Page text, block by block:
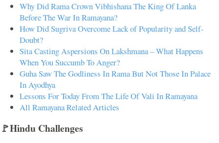
Why Did Rama Crown Vibhishana The King Of Lanka
Before The War In Ramayana?
How Did Sugriva Overcome Lack of Popularity and Self-
Doubt?
Sita Casting Aspersions On Lakshmana – What Happens
When You Succumb To Anger?
Guha Saw The Godliness In Rama But Not Those In Palace
In Ayodhya
Lessons For Today From The Life Of Vali In Ramayana
All Ramayana Related Articles
🚩Hindu Challenges